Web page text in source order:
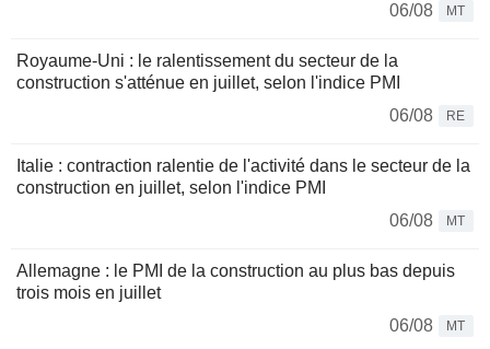
06/08
MT
Royaume-Uni : le ralentissement du secteur de la
construction s'atténue en juillet, selon l'indice PMI
06/08
RE
Italie : contraction ralentie de l'activité dans le secteur de la
construction en juillet, selon l'indice PMI
06/08
MT
Allemagne : le PMI de la construction au plus bas depuis
trois mois en juillet
06/08
MT